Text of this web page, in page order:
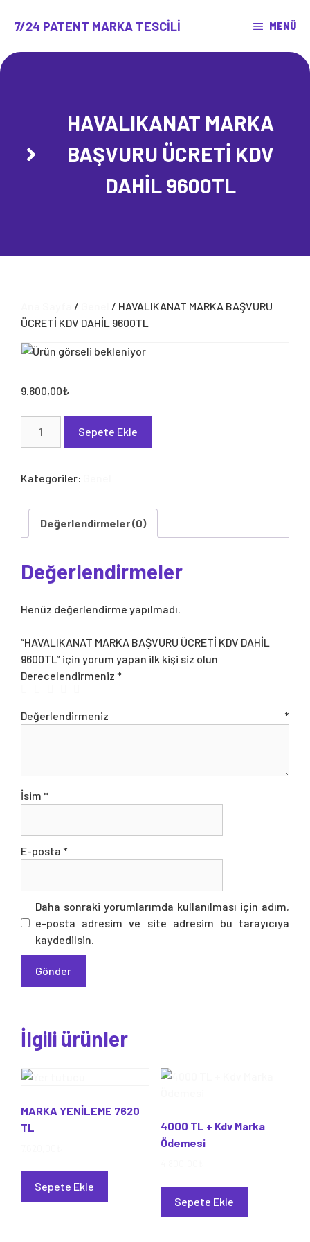
atla7/24 PATENT MARKA TESCILI MENÜ
HAVALIKANAT MARKA
BAŞVURU ÜCRETİ KDV
DAHİL 9600TL
/
/ HAVALIKANAT MARKA BAŞVURU
ÜCRETİ KDV DAHİL 9600TL
9.600,00₺
MARKA
ÜCRETİ
DAHİL
9600TL
adet
Sepete Ekle
Kategoriler:
Değerlendirmeler (0)
Değerlendirmeler
Henüz değerlendirme yapılmadı.
“HAVALIKANAT MARKA BAŞVURU ÜCRETİ KDV DAHİL
9600TL” için yorum yapan ilk kişi siz olun
Derecelendirmeniz *
Değerlendirmeniz *
İsim *
E-posta *
Daha sonraki yorumlarımda kullanılması için adım,
e-posta adresim ve site adresim bu tarayıcıya
kaydedilsin.
İlgili ürünler
MARKA YENİLEME 7620
TL
Sepete Ekle
4000 TL + Kdv Marka
Ödemesi
Sepete Ekle